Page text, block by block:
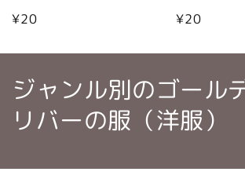
通
価
¥20
通
価
格
¥20
ジャンル別のゴール
リバーの服（洋服）